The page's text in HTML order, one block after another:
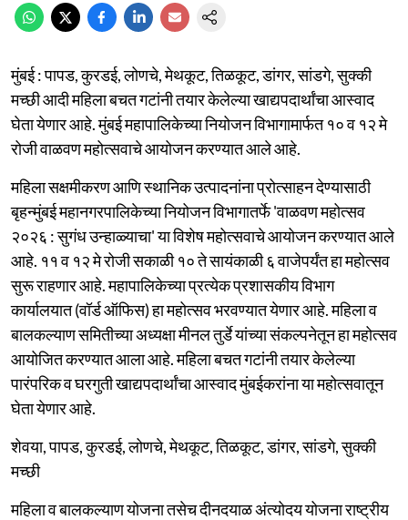
मुंबई : पापड, कुरडई, लोणचे, मेथकूट, तिळकूट, डांगर, सांडगे, सुक्की
मच्छी आदी महिला बचत गटांनी तयार केलेल्या खाद्यपदार्थांचा आस्वाद
घेता येणार आहे. मुंबई महापालिकेच्या नियोजन विभागामार्फत १० व १२ मे
रोजी वाळवण महोत्सवाचे आयोजन करण्यात आले आहे.
महिला सक्षमीकरण आणि स्थानिक उत्पादनांना प्रोत्साहन देण्यासाठी
बृहन्मुंबई महानगरपालिकेच्या नियोजन विभागातर्फे 'वाळवण महोत्सव
२०२६ : सुगंध उन्हाळ्याचा' या विशेष महोत्सवाचे आयोजन करण्यात आले
आहे. ११ व १२ मे रोजी सकाळी १० ते सायंकाळी ६ वाजेपर्यंत हा महोत्सव
सुरू राहणार आहे. महापालिकेच्या प्रत्येक प्रशासकीय विभाग
कार्यालयात (वॉर्ड ऑफिस) हा महोत्सव भरवण्यात येणार आहे. महिला व
बालकल्याण समितीच्या अध्यक्षा मीनल तुर्डे यांच्या संकल्पनेतून हा महोत्सव
आयोजित करण्यात आला आहे. महिला बचत गटांनी तयार केलेल्या
पारंपरिक व घरगुती खाद्यपदार्थांचा आस्वाद मुंबईकरांना या महोत्सवातून
घेता येणार आहे.
शेवया, पापड, कुरडई, लोणचे, मेथकूट, तिळकूट, डांगर, सांडगे, सुक्की
मच्छी
महिला व बालकल्याण योजना तसेच दीनदयाळ अंत्योदय योजना राष्ट्रीय